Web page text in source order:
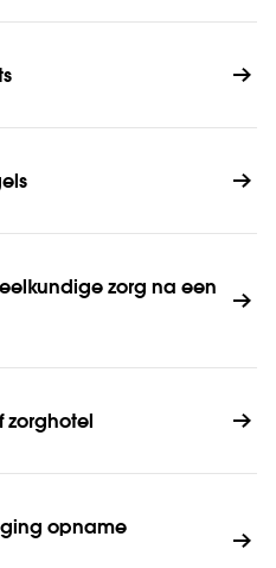
zorg na een
opname